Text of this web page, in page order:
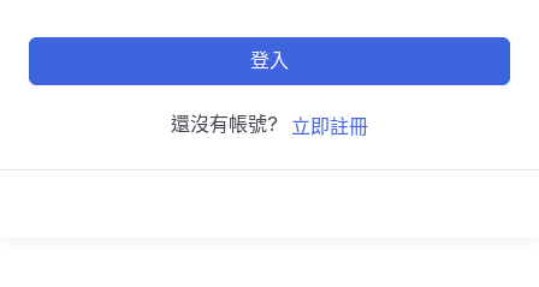
登入
還沒有帳號? 立即註冊